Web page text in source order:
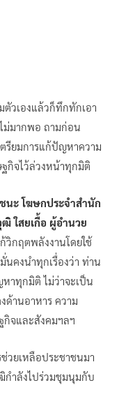
วเองแล้วก็ทึกทักเอา
ม่มากพอ ถามก่อน
รียมการแก้ปัญหาความ
กิจไว้ล่วงหน้าทุกมิติ
นะ โฆษกประจำสำนัก
ใสยเกื้อ ผู้อำนวย
วิกฤตพลังงานโดยใช้
นคงนำทุกเรื่องว่า ท่าน
าทุกมิติ ไม่ว่าจะเป็น
ด้านอาหาร ความ
กิจและสังคมฯลฯ
วยเหลือประชาชนมา
ำลังไปร่วมชุมนุมกับ